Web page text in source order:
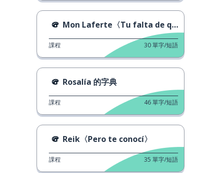
Mon Laferte〈Tu falta de querer〉
課程 30單字/短語
Rosalía 的字典
課程 46單字/短語
Reik〈Pero te conocí〉
課程 35 單字/短語